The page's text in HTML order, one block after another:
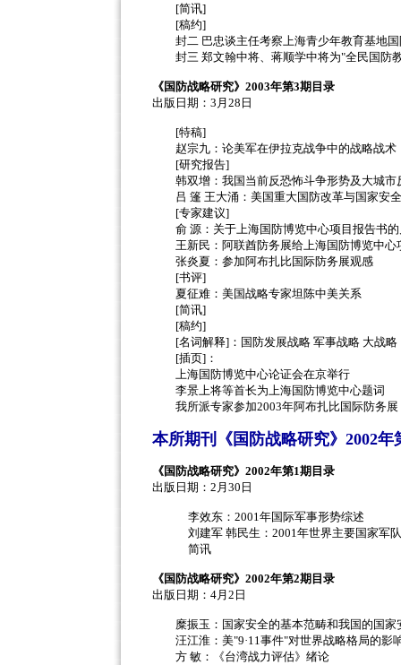
[简讯]
[稿约]
封二 巴忠谈主任考察上海青少年教育基地国
封三 郑文翰中将、蒋顺学中将为"全民国防
《国防战略研究》2003年第3期目录
出版日期：3月28日
[特稿]
赵宗九：论美军在伊拉克战争中的战略战术
[研究报告]
韩双增：我国当前反恐怖斗争形势及大城市
吕 篷 王大涌：美国重大国防改革与国家安全
[专家建议]
俞 源：关于上海国防博览中心项目报告书的
王新民：阿联酋防务展给上海国防博览中心
张炎夏：参加阿布扎比国际防务展观感
[书评]
夏征难：美国战略专家坦陈中美关系
[简讯]
[稿约]
[名词解释]：国防发展战略 军事战略 大战略
[插页]：
上海国防博览中心论证会在京举行
李景上将等首长为上海国防博览中心题词
我所派专家参加2003年阿布扎比国际防务展
本所期刊《国防战略研究》2002年
《国防战略研究》2002年第1期目录
出版日期：2月30日
李效东：2001年国际军事形势综述
刘建军 韩民生：2001年世界主要国家军
简讯
《国防战略研究》2002年第2期目录
出版日期：4月2日
糜振玉：国家安全的基本范畴和我国的国家
汪江淮：美"9·11事件"对世界战略格局的影
方 敏：《台湾战力评估》绪论